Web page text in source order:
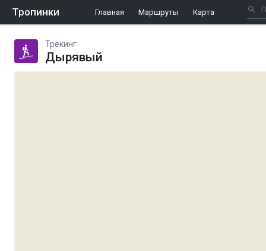
Тропинки Главная Маршруты Карта
Трекинг
Дырявый